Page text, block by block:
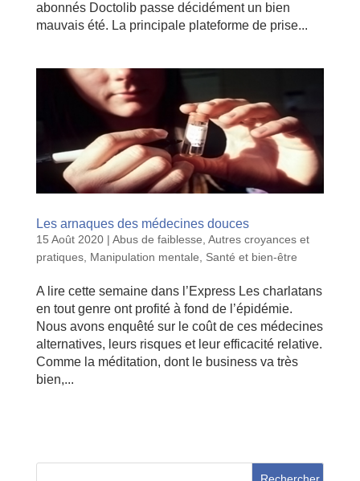
abonnés Doctolib passe décidément un bien
mauvais été. La principale plateforme de prise...
Les arnaques des médecines douces
15 Août 2020| Abus de faiblesse Autres croyances et
pratiques, Manipulation mentale Santé et bien-être
A lire cette semaine dans l’Express Les charlatans
en tout genre ont profité à fond de l’épidémie.
Nous avons enquêté sur le coût de ces médecines
alternatives, leurs risques et leur efficacité relative.
Comme la méditation, dont le business va très
bien,...